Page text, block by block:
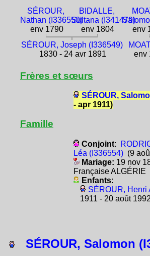
SÉROUR,
Nathan (I336550)
env 1790
BIDALLE,
Sultana (I341479)
env 1804
env
SÉROUR, Joseph (I336549)
1830 - 24 avr 1891
env
Frères et sœurs
SÉROUR,
- apr 1911)
Famille
Conjoint:
Léa (I336554)(9
Mariage: 19 nov
Française ALGÉRIE
Enfants:
SÉROUR, Henri
1911 - 20 août
SÉROUR, Salomon